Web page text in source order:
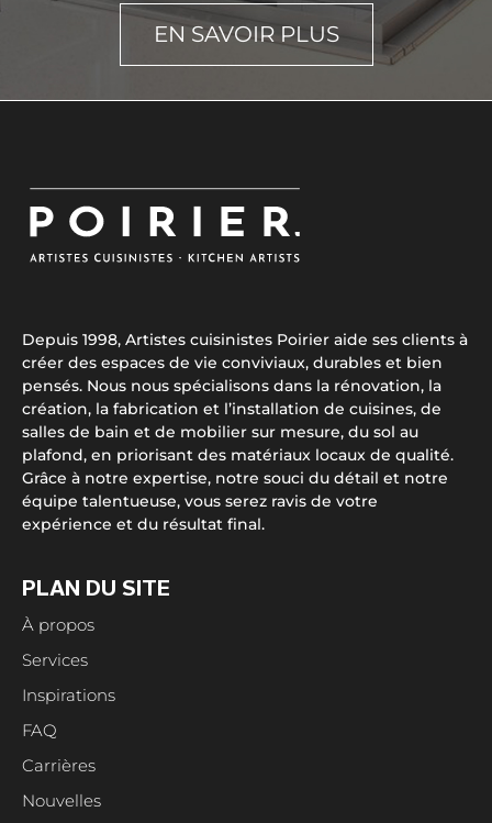
EN SAVOIR PLUS
Depuis 1998, Artistes cuisinistes Poirier aide ses clients à
créer des espaces de vie conviviaux, durables et bien
pensés. Nous nous spécialisons dans la rénovation, la
création, la fabrication et l’installation de cuisines, de
salles de bain et de mobilier sur mesure, du sol au
plafond, en priorisant des matériaux locaux de qualité.
Grâce à notre expertise, notre souci du détail et notre
équipe talentueuse, vous serez ravis de votre
expérience et du résultat final.
PLAN DU SITE
À propos
Services
Inspirations
FAQ
Carrières
Nouvelles